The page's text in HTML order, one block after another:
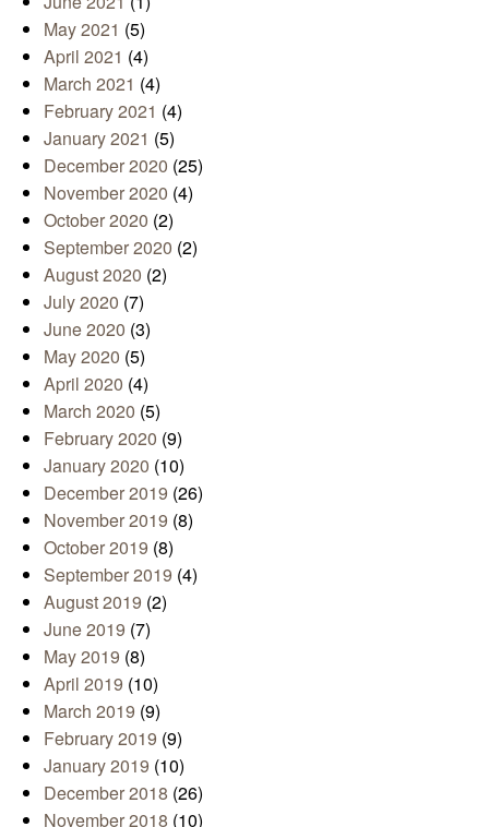
May 2021 (5)
April 2021 (4)
March 2021 (4)
February 2021 (4)
January 2021 (5)
December 2020 (25)
November 2020 (4)
October 2020 (2)
September 2020 (2)
August 2020 (2)
July 2020 (7)
June 2020 (3)
May 2020 (5)
April 2020 (4)
March 2020 (5)
February 2020 (9)
January 2020 (10)
December 2019 (26)
November 2019 (8)
October 2019 (8)
September 2019 (4)
August 2019 (2)
June 2019 (7)
May 2019 (8)
April 2019 (10)
March 2019 (9)
February 2019 (9)
January 2019 (10)
December 2018 (26)
November 2018 (10)